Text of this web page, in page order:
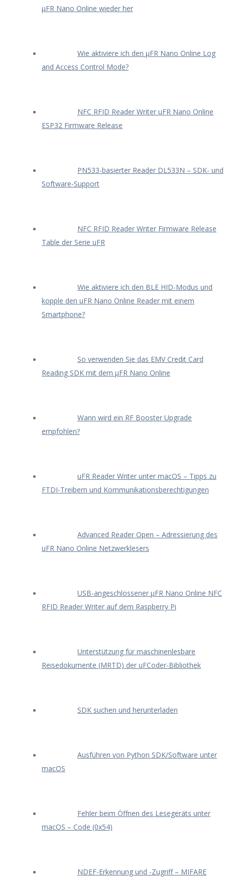
μFR Nano Online wieder her
Wie aktiviere ich den μFR Nano Online Log
and Access Control Mode?
NFC RFID Reader Writer uFR Nano Online
ESP32 Firmware Release
PN533-basierter Reader DL533N – SDK- und
Software-Support
NFC RFID Reader Writer Firmware Release
Table der Serie uFR
Wie aktiviere ich den BLE HID-Modus und
kopple den uFR Nano Online Reader mit einem
Smartphone?
So verwenden Sie das EMV Credit Card
Reading SDK mit dem μFR Nano Online
Wann wird ein RF Booster Upgrade
empfohlen?
uFR Reader Writer unter macOS – Tipps zu
FTDI-Treibern und Kommunikationsberechtigungen
Advanced Reader Open – Adressierung des
uFR Nano Online Netzwerklesers
USB-angeschlossener μFR Nano Online NFC
RFID Reader Writer auf dem Raspberry Pi
Unterstützung für maschinenlesbare
Reisedokumente (MRTD) der uFCoder-Bibliothek
SDK suchen und herunterladen
Ausführen von Python SDK/Software unter
macOS
Fehler beim Öffnen des Lesegeräts unter
macOS – Code (0x54)
NDEF-Erkennung und -Zugriff – MIFARE